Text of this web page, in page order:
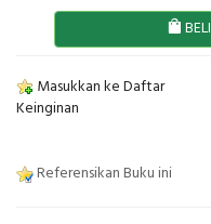
BELI
Masukkan ke Daftar
Keinginan
Referensikan Buku ini